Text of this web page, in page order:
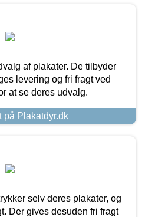
af plakater. De tilbyder
levering og fri fragt ved
at se deres udvalg.
på Plakatdyr.dk
selv deres plakater, og
Der gives desuden fri fragt